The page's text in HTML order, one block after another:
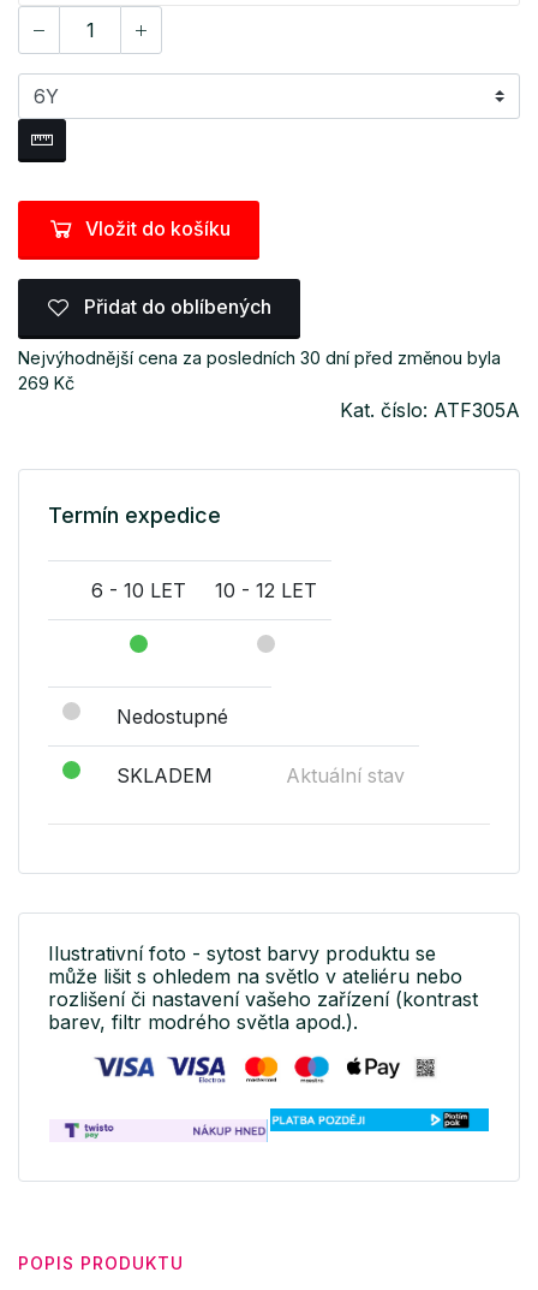
Vložit do košíku
Přidat do oblíbených
Nejvýhodnější cena za posledních 30 dní před změnou byla
269 Kč
Kat. číslo: ATF305A
Termín expedice
6 - 10 LET 10 - 12 LET
Nedostupné
SKLADEM Aktuální stav
Ilustrativní foto - sytost barvy produktu se
může lišit s ohledem na světlo v ateliéru nebo
rozlišení či nastavení vašeho zařízení (kontrast
barev, filtr modrého světla apod.).
POPIS PRODUKTU